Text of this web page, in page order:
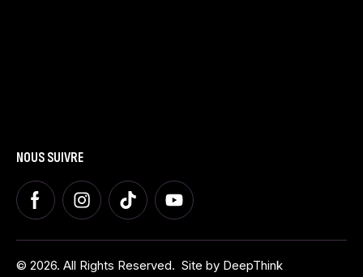
NOUS SUIVRE
© 2026. All Rights Reserved. Site by DeepThink